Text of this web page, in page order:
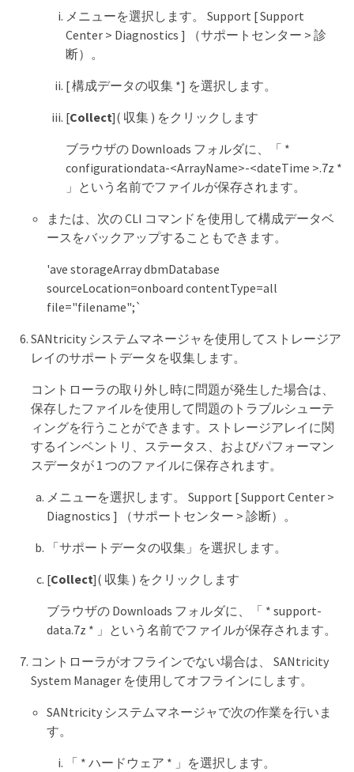
メニューを選択します。 Support [ Support
Center > Diagnostics ] （サポートセンター > 診
断）。
[ 構成データの収集 *] を選択します。
[Collect]( 収集 ) をクリックします
ブラウザの Downloads フォルダに、「 *
configurationdata-<ArrayName>-<dateTime >.7z *
」という名前でファイルが保存されます。
または、次の CLI コマンドを使用して構成データベ
ースをバックアップすることもできます。
'ave storageArray dbmDatabase
sourceLocation=onboard contentType=all
file="filename";`
SANtricity システムマネージャを使用してストレージア
レイのサポートデータを収集します。
コントローラの取り外し時に問題が発生した場合は、
保存したファイルを使用して問題のトラブルシューテ
ィングを行うことができます。ストレージアレイに関
するインベントリ、ステータス、およびパフォーマン
スデータが 1 つのファイルに保存されます。
メニューを選択します。 Support [ Support Center >
Diagnostics ] （サポートセンター > 診断）。
「サポートデータの収集」を選択します。
[Collect]( 収集 ) をクリックします
ブラウザの Downloads フォルダに、「 * support-
data.7z * 」という名前でファイルが保存されます。
コントローラがオフラインでない場合は、 SANtricity
System Manager を使用してオフラインにします。
SANtricity システムマネージャで次の作業を行いま
す。
「 * ハードウェア * 」を選択します。